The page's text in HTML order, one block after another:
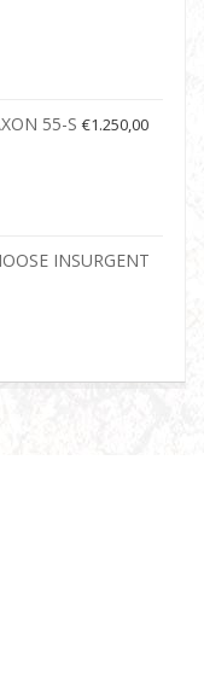
55-S €1.250,00
INSURGENT